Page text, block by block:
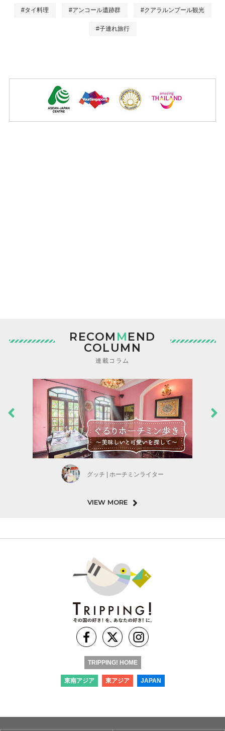
#タイ料理 #アンコール遺跡群 #クアラルンプール観光
#子連れ旅行
RECOM MEND
COLUMN
連載コラム
グッチ | ホーチミンライター
VIEW MORE
TRIPPING! HOME
東南アジア 東アジア JAPAN